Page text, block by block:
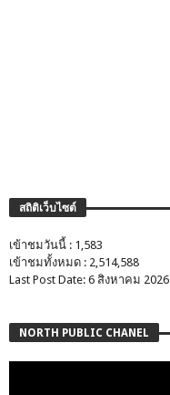
สถิติเว็บไซต์
เข้าชมวันนี้ : 1,583
เข้าชมทั้งหมด : 2,514,588
Last Post Date: 6 สิงหาคม 2026
NORTH PUBLIC CHANEL